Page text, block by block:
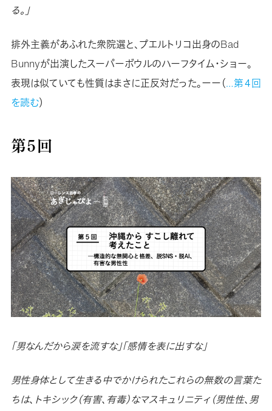
る。」
排外主義があふれた衆院選と、プエルトリコ出身のBad
Bunnyが出演したスーパーボウルのハーフタイム・ショー。
表現は似ていても性質はまさに正反対だった。ーー（…第４回
を読む）
第５回
「男なんだから涙を流すな」「感情を表に出すな」
男性身体として生きる中でかけられたこれらの無数の言葉た
ちは、トキシック（有害、有毒）なマスキュリニティ（男性性、男